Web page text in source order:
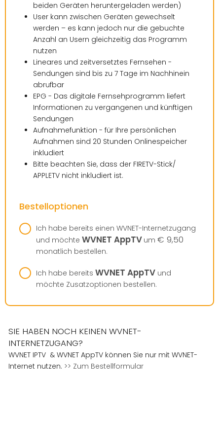
beiden Geräten heruntergeladen werden)
User kann zwischen Geräten gewechselt
werden – es kann jedoch nur die gebuchte
Anzahl an Usern gleichzeitig das Programm
nutzen
Lineares und zeitversetztes Fernsehen -
Sendungen sind bis zu 7 Tage im Nachhinein
abrufbar
EPG - Das digitale Fernsehprogramm liefert
Informationen zu vergangenen und künftigen
Sendungen
Aufnahmefunktion - für Ihre persönlichen
Aufnahmen sind 20 Stunden Onlinespeicher
inkludiert
Bitte beachten Sie, dass der FIRETV-Stick/
APPLETV nicht inkludiert ist.
Bestelloptionen
Ich habe bereits einen WVNET-Internetzugang
und möchte WVNET AppTV um € 9,50
monatlich bestellen.
Ich habe bereits WVNET AppTV und
möchte Zusatzoptionen bestellen.
SIE HABEN NOCH KEINEN WVNET-
INTERNETZUGANG?
WVNET IPTV & WVNET AppTV können Sie nur mit WVNET-
Internet nutzen. >> Zum Bestellformular